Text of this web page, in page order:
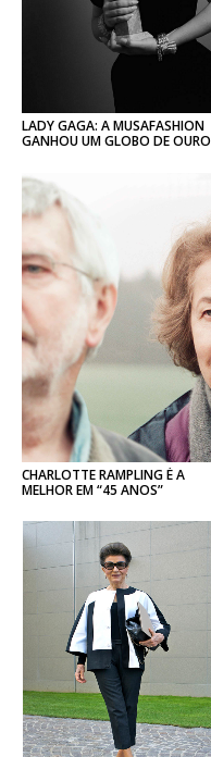
LADY GAGA: A MUSAFASHION
GANHOU UM GLOBO DE OURO
CHARLOTTE RAMPLING É A
MELHOR EM “45 ANOS”